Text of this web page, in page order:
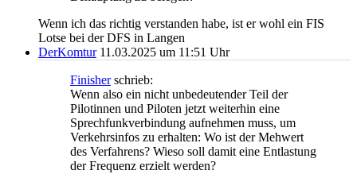
Wenn ich das richtig verstanden habe, ist er wohl ein FIS
Lotse bei der DFS in Langen
DerKomtur 11.03.2025 um 11:51 Uhr
Finisherschrieb:
Wenn also ein nicht unbedeutender Teil der
Pilotinnen und Piloten jetzt weiterhin eine
Sprechfunkverbindung aufnehmen muss, um
Verkehrsinfos zu erhalten: Wo ist der Mehwert
des Verfahrens? Wieso soll damit eine Entlastung
der Frequenz erzielt werden?